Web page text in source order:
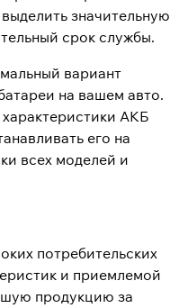
значительную
срок службы.
вариант
на вашем авто.
АКБ
его на
всех моделей и
потребительских
и приемлемой
продукцию за